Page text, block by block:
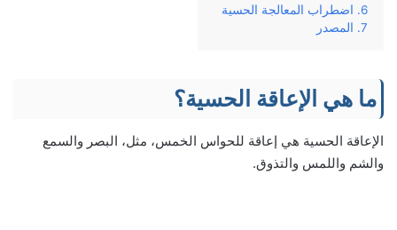
اضطراب المعالجة الحسية
المصدر
ما هي الإعاقة الحسية؟
الإعاقة الحسية هي إعاقة للحواس الخمس، مثل، البصر والسمع
والشم واللمس والتذوق.